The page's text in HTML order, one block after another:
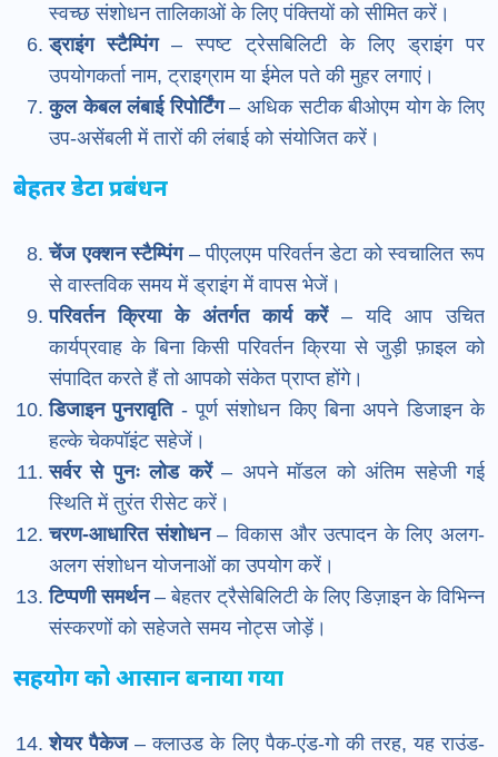
स्वच्छ संशोधन तालिकाओं के लिए पंक्तियों को सीमित करें।
ड्राइंग स्टैम्पिंग– स्पष्ट ट्रेसबिलिटी के लिए ड्राइंग पर
उपयोगकर्ता नाम, ट्राइग्राम या ईमेल पते की मुहर लगाएं।
कुल केबल लंबाई रिपोर्टिंग– अधिक सटीक बीओएम योग के लिए
उप-असेंबली में तारों की लंबाई को संयोजित करें।
बेहतर डेटा प्रबंधन
चेंज एक्शन स्टैम्पिंग– पीएलएम परिवर्तन डेटा को स्वचालित रूप
से वास्तविक समय में ड्राइंग में वापस भेजें।
परिवर्तन क्रिया के अंतर्गत कार्य करें– यदि आप उचित
कार्यप्रवाह के बिना किसी परिवर्तन क्रिया से जुड़ी फ़ाइल को
संपादित करते हैं तो आपको संकेत प्राप्त होंगे।
डिजाइन पुनरावृति- पूर्ण संशोधन किए बिना अपने डिजाइन के
हल्के चेकपॉइंट सहेजें।
सर्वर से पुनः लोड करें– अपने मॉडल को अंतिम सहेजी गई
स्थिति में तुरंत रीसेट करें।
चरण-आधारित संशोधन– विकास और उत्पादन के लिए अलग-
अलग संशोधन योजनाओं का उपयोग करें।
टिप्पणी समर्थन– बेहतर ट्रैसेबिलिटी के लिए डिज़ाइन के विभिन्न
संस्करणों को सहेजते समय नोट्स जोड़ें।
सहयोग को आसान बनाया गया
शेयर पैकेज– क्लाउड के लिए पैक-एंड-गो की तरह, यह राउंड-